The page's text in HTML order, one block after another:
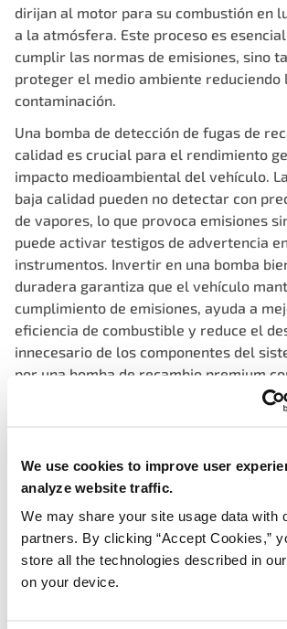
We use cookies to improve user
analyze website traffic.
We may share your site usage data with
partners. By clicking “Accept Cookies,”
store all the technologies described in our
on your device.
dirijan al motor para su combustión en
a la atmósfera. Este proceso es
cumplir las normas de emisiones, sino
proteger el medio ambiente reduciendo
contaminación.
Una bomba de detección de fugas de
calidad es crucial para el rendimiento
impacto medioambiental del vehículo.
baja calidad pueden no detectar con
de vapores, lo que provoca emisiones
puede activar testigos de advertencia
instrumentos. Invertir en una bomba
duradera garantiza que el vehículo
cumplimiento de emisiones, ayuda a
eficiencia de combustible y reduce el
innecesario de los componentes del
por una bomba de recambio premium
protección del medio ambiente,
funcionalidad del sistema y mantiene el
Consistent, precise vacuum, ensuring
performance, fewer false fails
Stable monitor feedback using
continuously monitor pressure levels,